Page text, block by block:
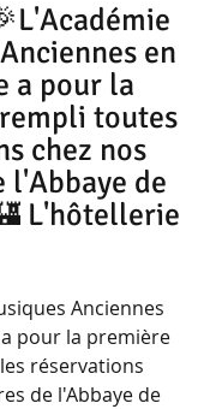
en
a pour la
toutes
chez nos
l'Abbaye de
L'hôtellerie
Anciennes
a pour la première
réservations
de l'Abbaye de